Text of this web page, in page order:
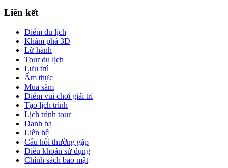
Liên kết
Điểm du lịch
Khám phá 3D
Lữ hành
Tour du lịch
Lưu trú
Ẩm thực
Mua sắm
Điểm vui chơi giải trí
Tạo lịch trình
Lịch trình tour
Danh bạ
Liên hệ
Câu hỏi thường gặp
Điều khoản sử dụng
Chính sách bảo mật